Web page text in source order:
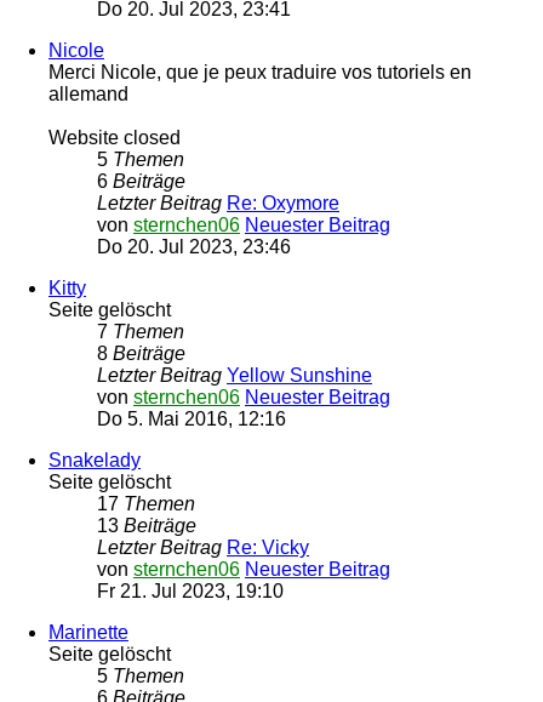
Do 20. Jul 2023, 23:41
Nicole
Merci Nicole, que je peux traduire vos tutoriels en
allemand
Website closed
5 Themen
6 Beiträge
Letzter Beitrag Re: Oxymore
von sternchen06 Neuester Beitrag
Do 20. Jul 2023, 23:46
Kitty
Seite gelöscht
7 Themen
8 Beiträge
Letzter Beitrag Yellow Sunshine
von sternchen06 Neuester Beitrag
Do 5. Mai 2016, 12:16
Snakelady
Seite gelöscht
17 Themen
13 Beiträge
Letzter Beitrag Re: Vicky
von sternchen06 Neuester Beitrag
Fr 21. Jul 2023, 19:10
Marinette
Seite gelöscht
5 Themen